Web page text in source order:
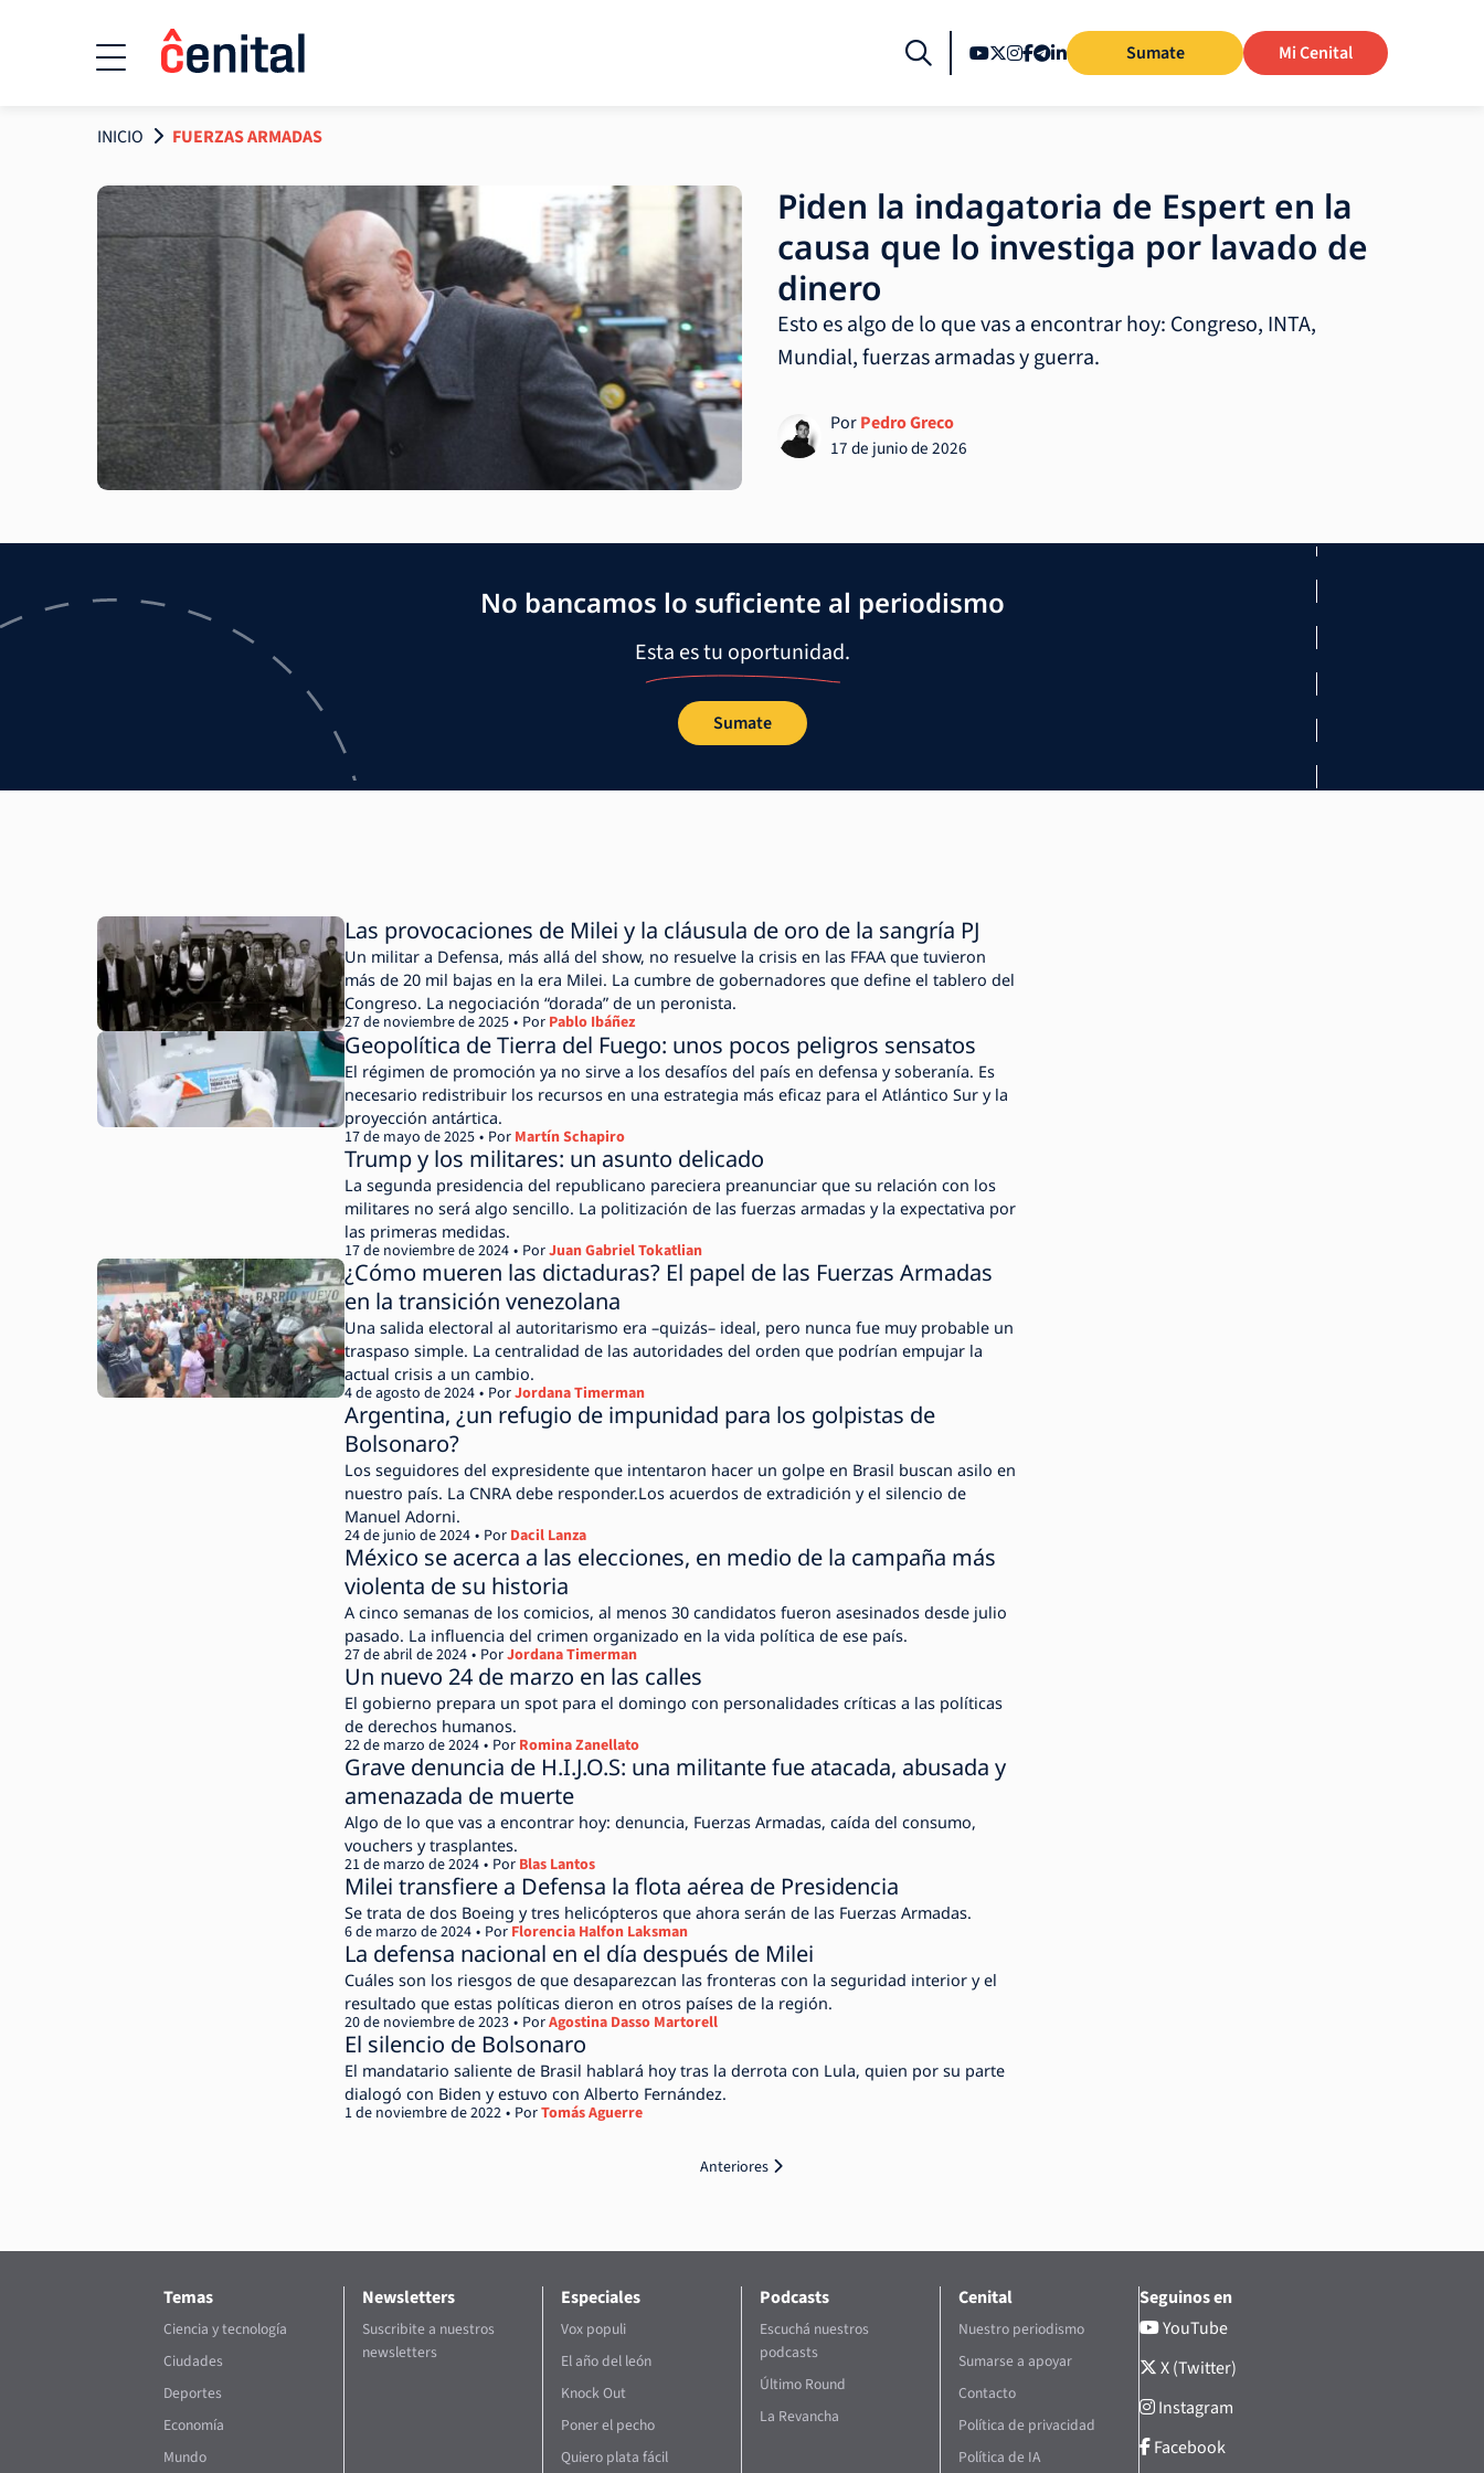
Sumate Mi Cenital
INICIO FUERZAS ARMADAS
Piden la indagatoria de Espert en la
causa que lo investiga por lavado de
dinero
Esto es algo de lo que vas a encontrar hoy: Congreso, INTA,
Mundial, fuerzas armadas y guerra.
PorPedro Greco
17 de junio de 2026
No bancamos lo suficiente al periodismo
Esta es tu oportunidad.
Sumate
Las provocaciones de Milei y la cláusula de oro de la sangría PJ
Un militar a Defensa, más allá del show, no resuelve la crisis en las FFAA que tuvieron
más de 20 mil bajas en la era Milei. La cumbre de gobernadores que define el tablero del
Congreso. La negociación “dorada” de un peronista.
Por Pablo Ibáñez
27 de noviembre de 2025
Geopolítica de Tierra del Fuego: unos pocos peligros sensatos
El régimen de promoción ya no sirve a los desafíos del país en defensa y soberanía. Es
necesario redistribuir los recursos en una estrategia más eficaz para el Atlántico Sur y la
proyección antártica.
Por Martín Schapiro
17 de mayo de 2025
Trump y los militares: un asunto delicado
La segunda presidencia del republicano pareciera preanunciar que su relación con los
militares no será algo sencillo. La politización de las fuerzas armadas y la expectativa por
las primeras medidas.
PorJuan Gabriel Tokatlian
17 de noviembre de 2024
¿Cómo mueren las dictaduras? El papel de las Fuerzas Armadas
en la transición venezolana
Una salida electoral al autoritarismo era –quizás– ideal, pero nunca fue muy probable un
traspaso simple. La centralidad de las autoridades del orden que podrían empujar la
actual crisis a un cambio.
PorJordana Timerman
4 de agosto de 2024
Argentina, ¿un refugio de impunidad para los golpistas de
Bolsonaro?
Los seguidores del expresidente que intentaron hacer un golpe en Brasil buscan asilo en
nuestro país. La CNRA debe responder.Los acuerdos de extradición y el silencio de
Manuel Adorni.
Por Dacil Lanza
24 de junio de 2024
México se acerca a las elecciones, en medio de la campaña más
violenta de su historia
A cinco semanas de los comicios, al menos 30 candidatos fueron asesinados desde julio
pasado. La influencia del crimen organizado en la vida política de ese país.
PorJordana Timerman
27 de abril de 2024
Un nuevo 24 de marzo en las calles
El gobierno prepara un spot para el domingo con personalidades críticas a las políticas
de derechos humanos.
Por Romina Zanellato
22 de marzo de 2024
Grave denuncia de H.I.J.O.S: una militante fue atacada, abusada y
amenazada de muerte
Algo de lo que vas a encontrar hoy: denuncia, Fuerzas Armadas, caída del consumo,
vouchers y trasplantes.
Por Blas Lantos
21 de marzo de 2024
Milei transfiere a Defensa la flota aérea de Presidencia
Se trata de dos Boeing y tres helicópteros que ahora serán de las Fuerzas Armadas.
Por Florencia Halfon Laksman
6 de marzo de 2024
La defensa nacional en el día después de Milei
Cuáles son los riesgos de que desaparezcan las fronteras con la seguridad interior y el
resultado que estas políticas dieron en otros países de la región.
PorAgostina Dasso Martorell
20 de noviembre de 2023
El silencio de Bolsonaro
El mandatario saliente de Brasil hablará hoy tras la derrota con Lula, quien por su parte
dialogó con Biden y estuvo con Alberto Fernández.
PorTomás Aguerre
1 de noviembre de 2022
Anteriores
Temas
Ciencia y tecnología
Ciudades
Deportes
Economía
Mundo
Newsletters
Suscribite a nuestros
newsletters
Especiales
Vox populi
El año del león
Knock Out
Poner el pecho
Quiero plata fácil
Podcasts
Escuchá nuestros
podcasts
Último Round
La Revancha
Cenital
Nuestro periodismo
Sumarse a apoyar
Contacto
Política de privacidad
Política de IA
Seguinos en
YouTube
X (Twitter)
Instagram
Facebook